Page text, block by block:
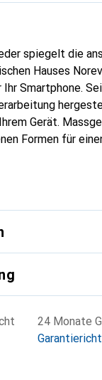
spiegelt die
Hauses
Smartphone.
Gerät.
Formen für
Noreve ist
Kunden.
24 Monate